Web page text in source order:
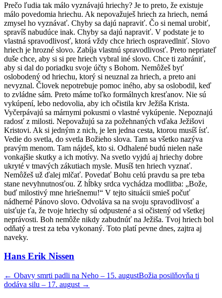
Prečo ľudia tak málo vyznávajú hriechy? Je to preto, že existuje
málo povedomia hriechu. Ak nepovažuješ hriech za hriech, nemá
zmysel ho vyznávať. Chyby sa dajú napraviť. Čo si nemal urobiť,
spravíš nabudúce inak. Chyby sa dajú napraviť. V podstate je to
vlastná spravodlivosť, ktorá vždy chce hriech ospravedlniť. Slovo
hriech je hrozné slovo. Zabíja vlastnú spravodlivosť. Preto nepriateľ
duše chce, aby si si pre hriech vybral iné slovo. Chce ti zabrániť,
aby si dal do poriadku svoje účty s Bohom. Nemôžeš byť
oslobodený od hriechu, ktorý si neuznal za hriech, a preto ani
nevyznal. Človek nepotrebuje pomoc iného, aby sa oslobodil, keď
to zvládne sám. Preto máme toľko formálnych kresťanov. Nie sú
vykúpení, lebo nedovolia, aby ich očistila krv Ježiša Krista.
Vyčerpávajú sa márnymi pokusmi o vlastné vykúpenie. Nepoznajú
radosť z milosti. Nepovažujú sa za požehnaných vďaka Ježišovi
Kristovi. Ak si jedným z nich, je len jedna cesta, ktorou musíš ísť.
Vedie do svetla, do svetla Božieho slova. Tam sa všetko nazýva
pravým menom. Tam nájdeš, kto si. Odhalené budú nielen naše
vonkajšie skutky a ich motívy. Na svetlo vyjdú aj hriechy dobre
ukryté v tmavých zákutiach mysle. Musíš ten hriech vyznať.
Nemôžeš už ďalej mlčať. Povedať Bohu celú pravdu sa pre teba
stane nevyhnutnosťou. Z hĺbky srdca vychádza modlitba: „Bože,
buď milostivý mne hriešnemu!“ V tejto situácii smieš počuť
nádherné Pánovo slovo. Odvoláva sa na svoju spravodlivosť a
uisťuje ťa, že tvoje hriechy sú odpustené a si očistený od všetkej
neprávosti. Boh nemôže nikdy zabudnúť na Ježiša. Tvoj hriech bol
odňatý a trest za teba vykonaný. Toto platí pevne dnes, zajtra aj
naveky.
Hans Erik Nissen
← Obavy smrti padli na Neho – 15. augustBožia posilňovňa ti
dodáva silu – 17. august →